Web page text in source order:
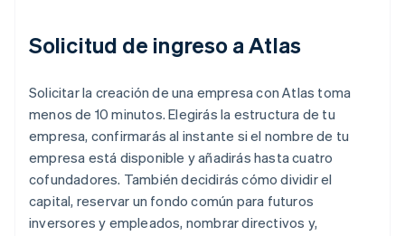
Solicitud de ingreso a Atlas
Solicitar la creación de una empresa con Atlas toma
menos de 10 minutos. Elegirás la estructura de tu
empresa, confirmarás al instante si el nombre de tu
empresa está disponible y añadirás hasta cuatro
cofundadores. También decidirás cómo dividir el
capital, reservar un fondo común para futuros
inversores y empleados, nombrar directivos y,